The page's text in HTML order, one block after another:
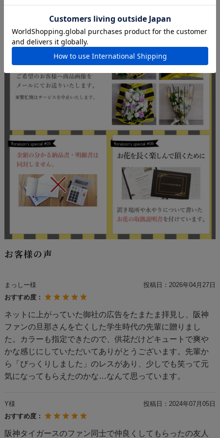
お客様の声
まっしー様 投稿日： 2026年04月27日
おすすめ度：
ネットに上がっていた御社の広告をたまたま拝見し、阪神
ファンの旦那さんを亡くした学生時代の先輩に贈りまし
た。カラーも指定できたので、供花だけどキュートで爽や
かな感じにしていただいてありがとうございます。先輩か
ら「びっくりしました」のレスがあり、少しでも笑って元
気になってもらえたのかな…なんて思っています。
Y様 投稿日： 2024年07月05日
おすすめ度：
阪神タイガースのファン同士で仲良くしてもらったの友人